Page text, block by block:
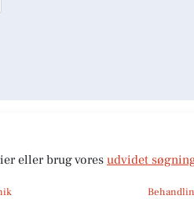
eller brug voresudvidet